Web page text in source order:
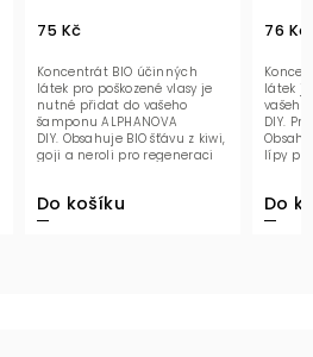
75 Kč
Do košíku
Koncentrát BIO účinných
látek pro poškozené vlasy je
nutné přidat do vašeho
šamponu ALPHANOVA
DIY. Obsahuje BIO šťávu z kiwi,
goji a neroli pro regeneraci
76 Kč
Do
látek
vašeho
DIY.
lípy